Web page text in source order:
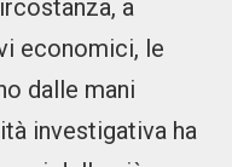
a
economici, le
dalle mani
investigativa ha